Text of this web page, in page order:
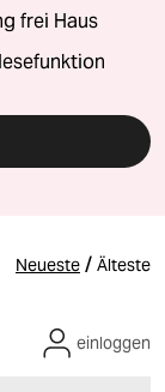
frei Haus
Neueste / Älteste
einloggen